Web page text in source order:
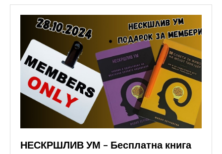
НЕСКРШЛИВ УМ – Бесплатна книга